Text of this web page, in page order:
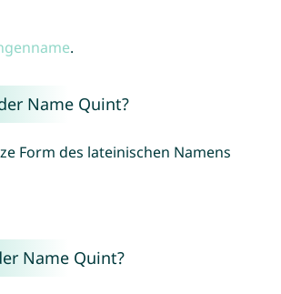
.
Name Quint?
Form des lateinischen Namens
Name Quint?